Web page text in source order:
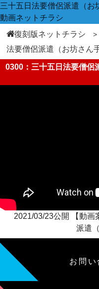
三十五日法要僧侶派遣（お
動画ネットチラシ
復刻版ネットチラシ
法要僧侶派遣（お坊さん
0300：三十五日法要僧侶
2021/03/23公開 【動画
派遣
お問い